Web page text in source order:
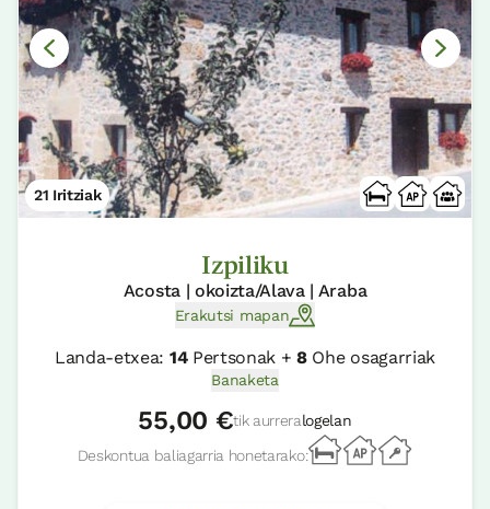
21 Iritziak
Izpiliku
Acosta | okoizta/Alava | Araba
Erakutsi mapan
Landa-etxea: 14Pertsonak +8Ohe osagarriak
Banaketa
55,00 €tik aurreralogelan
Deskontua baliagarria honetarako: